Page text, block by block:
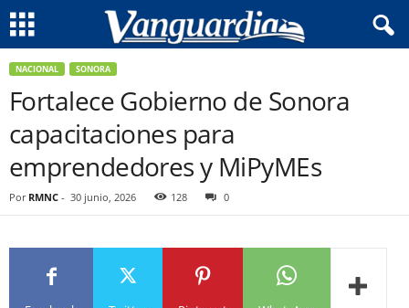
NACIONAL SONORA
Fortalece Gobierno de Sonora
capacitaciones para
emprendedores y MiPyMEs
Por RMNC - 30 junio, 2026 128 0